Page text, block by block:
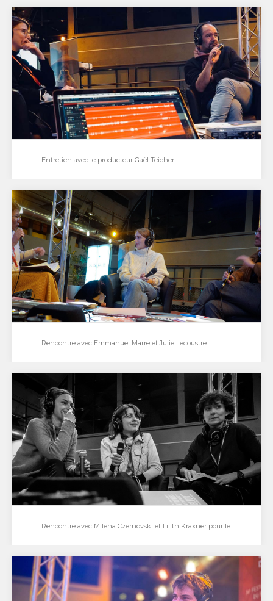
Rencontre avec la réalisatrice Margaux Guillemard
Rencontre avec la réalisatrice Margaux Guillemard
pour son courts métrage "The last name of…
Entretien avec le producteur Gaël Teicher
Entretien avec le producteur Gaël Teicher au festival
Entrevues 2021 de Belfort
Entretien avec le producteur Gaël Teicher
Rencontre avec Emmanuel Marre et Julie Lecoustre
Rencontre avec Emmanuel Marre et Julie Lecoustre,
réalisatrice et réalisateur pour le film Rien…
Rencontre avec Emmanuel Marre et Julie Lecoustre
Rencontre avec Milena Czernovski et Lilith Kraxner
pour le film Beatrix
Rencontre avec Milena Czernovski et Lilith Kraxner pour le film Beatrix